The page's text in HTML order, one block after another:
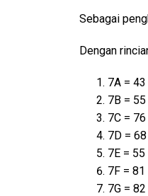
Sebagai
Dengan
7A =
7B =
7C =
7D =
7E = 55
7F = 81
7G =